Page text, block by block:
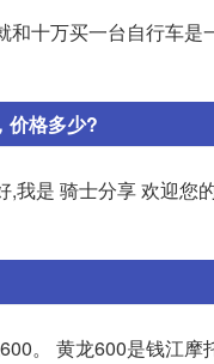
十万买一台自行车
价格多少?
我是 骑士分享 欢迎
。 黄龙600是钱江